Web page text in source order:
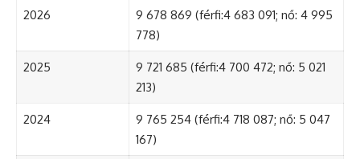
2026
9 678 869 (férfi:4 683 091; nő: 4 995
778)
2025
9 721 685 (férfi:4 700 472; nő: 5 021
213)
2024
9 765 254 (férfi:4 718 087; nő: 5 047
167)